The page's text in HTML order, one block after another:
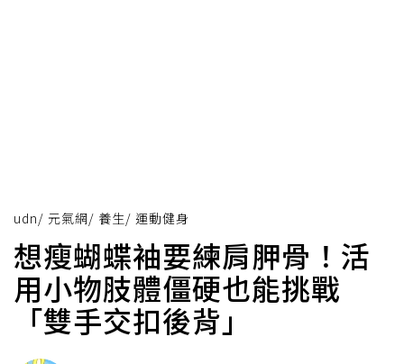
udn/ 元氣網/ 養生/ 運動健身
想瘦蝴蝶袖要練肩胛骨！活
用小物肢體僵硬也能挑戰
「雙手交扣後背」